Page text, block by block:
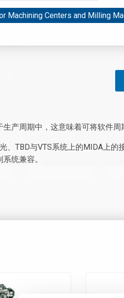
Machining Centers and Milling
产周期中，这意味着可将软件
、TBD与VTS系统上的MIDA上
统兼容。